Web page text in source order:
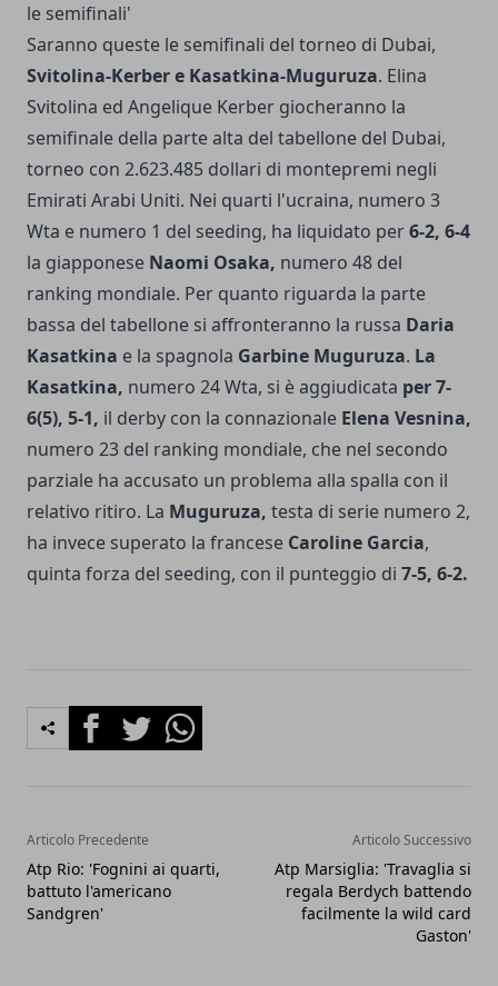
le semifinali'
Saranno queste le semifinali del torneo di Dubai,
Svitolina-Kerber e Kasatkina-Muguruza. Elina
Svitolina ed Angelique Kerber giocheranno la
semifinale della parte alta del tabellone del Dubai,
torneo con 2.623.485 dollari di montepremi negli
Emirati Arabi Uniti. Nei quarti l'ucraina, numero 3
Wta e numero 1 del seeding, ha liquidato per6-2, 6-4
la giapponese Naomi Osaka, numero 48 del
ranking mondiale. Per quanto riguarda la parte
bassa del tabellone si affronteranno la russa Daria
Kasatkina e la spagnola Garbine Muguruza. La
Kasatkina, numero 24 Wta, si è aggiudicata per 7-
6(5), 5-1, il derby con la connazionale Elena Vesnina,
numero 23 del ranking mondiale, che nel secondo
parziale ha accusato un problema alla spalla con il
relativo ritiro. La Muguruza, testa di serie numero 2,
ha invece superato la francese Caroline Garcia,
quinta forza del seeding, con il punteggio di 7-5, 6-2.
FacebookTwitterWhatsapp
Articolo Precedente
Atp Rio: 'Fognini ai quarti,
battuto l'americano
Sandgren'
Articolo Successivo
Atp Marsiglia: 'Travaglia si
regala Berdych battendo
facilmente la wild card
Gaston'